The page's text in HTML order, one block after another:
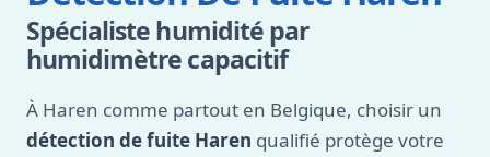
Spécialiste humidité par
humidimètre capacitif
À Haren comme partout en Belgique, choisir un
détection de fuite Haren qualifié protège votre